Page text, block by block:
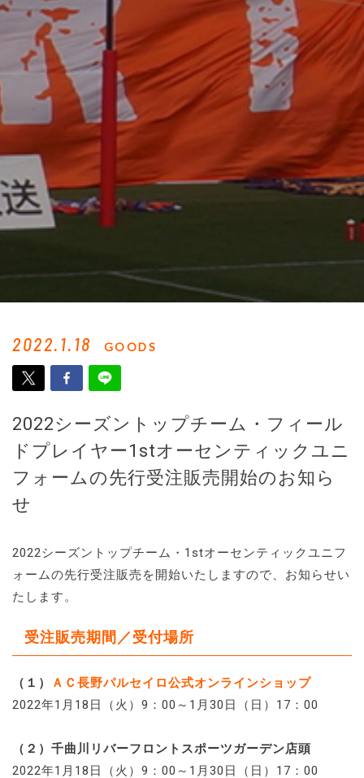
2022.1.18 GOODS
2022シーズントップチーム・フィール
ドプレイヤー1stオーセンティックユニ
フォームの先行受注販売開始のお知ら
せ
2022シーズントップチーム・1stオーセンティックユニフ
ォームの先行受注販売を開始いたしますので、お知らせい
たします。
受注販売期間／受付場所
（１）
ＡＣ長野パルセイロ公式オンラインショップ
2022年1月18日（火）9：00～1月30日（日）17：00
（２）千曲川リバーフロントスポーツガーデン店頭
2022年1月18日（火）9：00～1月30日（日）17：00